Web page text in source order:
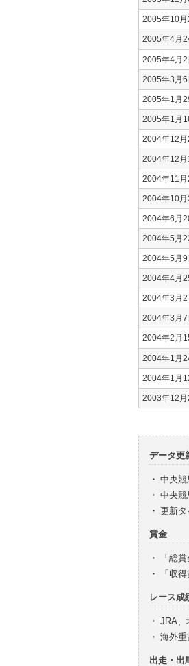
2005年10月
2005年4月
2005年4月2
2005年3月6
2005年1月
2005年1月
2004年12月
2004年12月
2004年11月
2004年10月
2004年6月
2004年5月
2004年5月9
2004年4月
2004年3月
2004年3月7
2004年2月
2004年1月
2004年1月
2003年12月
データ更
・ 中央競
・ 中央競
・ 更新タ
賞金
・
「総
・
「収
レース成
・ JRA、
・ 海外重
出走・出